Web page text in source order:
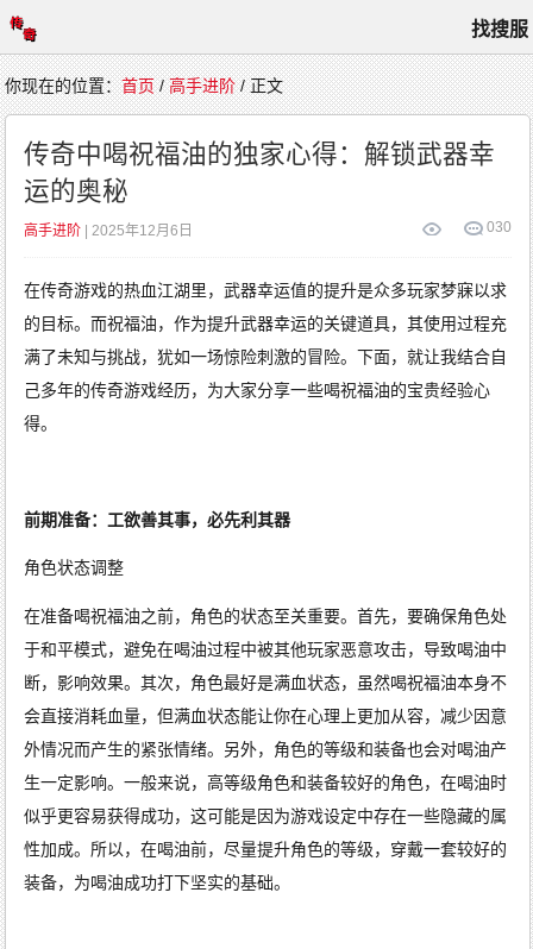
找搜服
首
页
游
戏
攻
略
高
手
进
阶
玩
家
心
得
新
闻
综
合
你现在的位置：首页/高手进阶/ 正文
传奇中喝祝福油的独家心得：解锁武器幸
运的奥秘
30
0
高手进阶 | 2025年12月6日
在传奇游戏的热血江湖里，武器幸运值的提升是众多玩家梦寐以求
的目标。而祝福油，作为提升武器幸运的关键道具，其使用过程充
满了未知与挑战，犹如一场惊险刺激的冒险。下面，就让我结合自
己多年的传奇游戏经历，为大家分享一些喝祝福油的宝贵经验心
得。
前期准备：工欲善其事，必先利其器
角色状态调整
在准备喝祝福油之前，角色的状态至关重要。首先，要确保角色处
于和平模式，避免在喝油过程中被其他玩家恶意攻击，导致喝油中
断，影响效果。其次，角色最好是满血状态，虽然喝祝福油本身不
会直接消耗血量，但满血状态能让你在心理上更加从容，减少因意
外情况而产生的紧张情绪。另外，角色的等级和装备也会对喝油产
生一定影响。一般来说，高等级角色和装备较好的角色，在喝油时
似乎更容易获得成功，这可能是因为游戏设定中存在一些隐藏的属
性加成。所以，在喝油前，尽量提升角色的等级，穿戴一套较好的
装备，为喝油成功打下坚实的基础。